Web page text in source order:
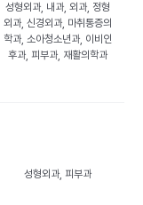
성형외과, 내과, 외과, 정형
외과, 신경외과, 마취통증의
학과, 소아청소년과, 이비인
후과, 피부과, 재활의학과
성형외과, 피부과